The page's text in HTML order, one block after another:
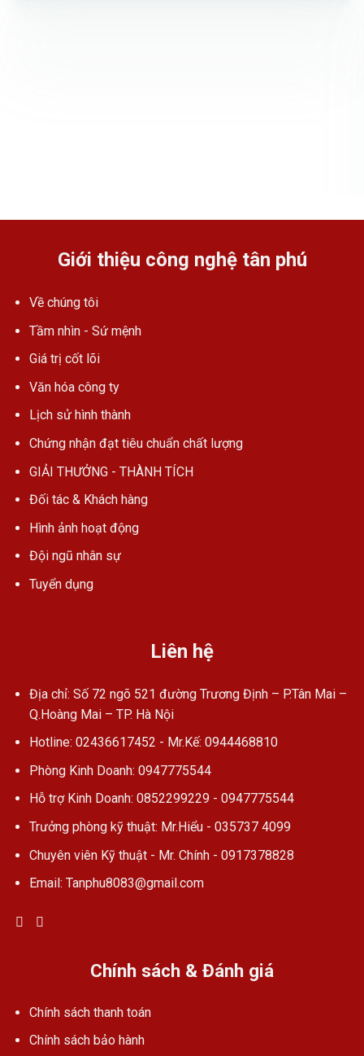
Giới thiệu công nghệ tân phú
Về chúng tôi
Tầm nhìn - Sứ mệnh
Giá trị cốt lõi
Văn hóa công ty
Lịch sử hình thành
Chứng nhận đạt tiêu chuẩn chất lượng
GIẢI THƯỞNG - THÀNH TÍCH
Đối tác & Khách hàng
Hình ảnh hoạt động
Đội ngũ nhân sự
Tuyển dụng
Liên hệ
Địa chỉ: Số 72 ngõ 521 đường Trương Định – P.Tân Mai –
Q.Hoàng Mai – TP. Hà Nội
Hotline: 02436617452 - Mr.Kế: 0944468810
Phòng Kinh Doanh: 0947775544
Hỗ trợ Kinh Doanh: 0852299229 - 0947775544
Trưởng phòng kỹ thuật: Mr.Hiểu - 035737 4099
Chuyên viên Kỹ thuật - Mr. Chính - 0917378828
Email: Tanphu8083@gmail.com
Chính sách & Đánh giá
Chính sách thanh toán
Chính sách bảo hành